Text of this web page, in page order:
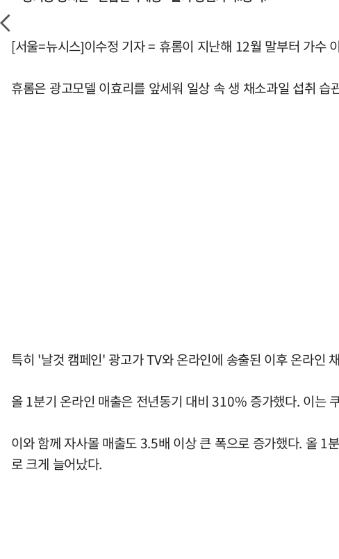
[서울=뉴시스]이수정 기자 = 휴롬이 지난해 12월 말부터 가수
휴롬은 광고모델 이효리를 앞세워 일상 속 생 채소과일 섭취
특히 '날것 캠페인' 광고가 TV와 온라인에 송출된 이후 온라인
올 1분기 온라인 매출은 전년동기 대비 310% 증가했다. 이는
이와 함께 자사몰 매출도 3.5배 이상 큰 폭으로 증가했다. 올
로 크게 늘어났다.